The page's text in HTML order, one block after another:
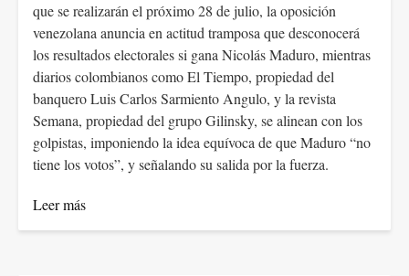
que se realizarán el próximo 28 de julio, la oposición
venezolana anuncia en actitud tramposa que desconocerá
los resultados electorales si gana Nicolás Maduro, mientras
diarios colombianos como El Tiempo, propiedad del
banquero Luis Carlos Sarmiento Angulo, y la revista
Semana, propiedad del grupo Gilinsky, se alinean con los
golpistas, imponiendo la idea equívoca de que Maduro “no
tiene los votos”, y señalando su salida por la fuerza.
Leer más